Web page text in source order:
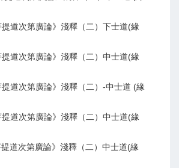
道次第廣論》淺釋（二）下士道(緣
道次第廣論》淺釋（二）中士道(緣
道次第廣論》淺釋（二）-中士道 (緣
道次第廣論》淺釋（二）中士道(緣
道次第廣論》淺釋（二）中士道(緣